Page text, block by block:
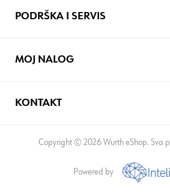
PODRŠKA I SERVIS
MOJ NALOG
KONTAKT
Copyright © 2026 Wurth eShop. Sva
Powered by